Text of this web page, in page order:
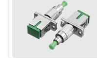
SKONTAKTUJ